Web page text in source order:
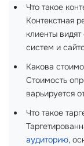
Что такое
Контекстная
клиенты
систем и
Какова
Стоимость
варьируется
Что такое
аудиторию,